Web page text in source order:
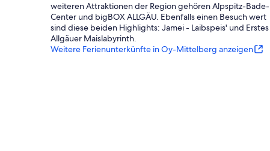
weiteren Attraktionen der Region gehören Alpspitz-Bade-
Center und bigBOX ALLGÄU. Ebenfalls einen Besuch wert
sind diese beiden Highlights: Jamei - Laibspeis' und Erstes
Allgäuer Maislabyrinth.
Weitere Ferienunterkünfte in Oy-Mittelberg anzeigen